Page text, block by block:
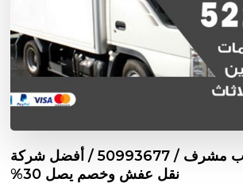
نقل اثاث في غرب مشرف / 50993677 / أفضل شركة
نقل عفش وخصم يصل 30%